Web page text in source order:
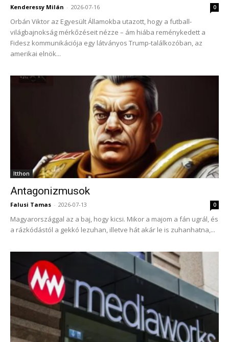
Kenderessy Milán - 2026-07-16 0
Orbán Viktor az Egyesült Államokba utazott, hogy a futball-
világbajnokság mérkőzéseit nézze – ám hiába reménykedett a
Fidesz kommunikációja egy látványos Trump-találkozóban, az
amerikai elnök...
Itthon
Antagonizmusok
Falusi Tamas - 2026-07-13 0
Magyarországgal az a baj, hogy kicsi. Mikor a majom a fán ugrál, és
a rázkódástól a gekkó lezuhan, illetve hát akár le is zuhanhatna,...